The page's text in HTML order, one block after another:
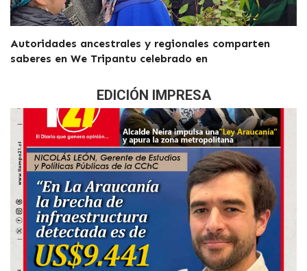
Autoridades ancestrales y regionales comparten
saberes en We Tripantu celebrado en
EDICIÓN IMPRESA